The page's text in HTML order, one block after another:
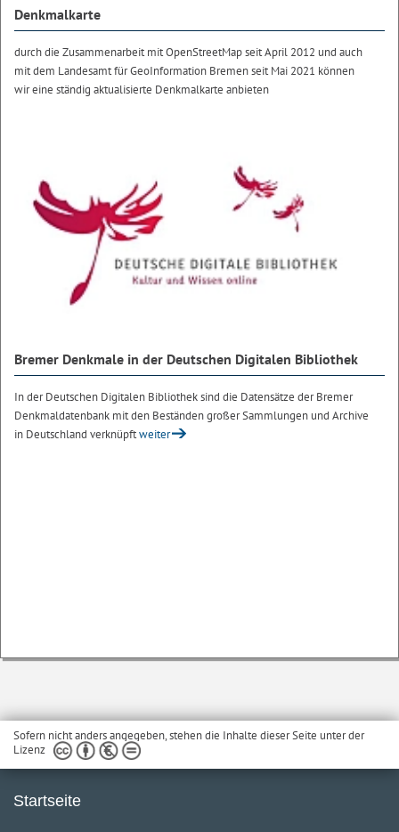
Denkmalkarte
durch die Zusammenarbeit mit OpenStreetMap seit April 2012 und auch
mit dem Landesamt für GeoInformation Bremen seit Mai 2021 können
wir eine ständig aktualisierte Denkmalkarte anbieten
Bremer Denkmale in der Deutschen Digitalen Bibliothek
In der Deutschen Digitalen Bibliothek sind die Datensätze der Bremer
Denkmaldatenbank mit den Beständen großer Sammlungen und Archive
in Deutschland verknüpftweiter
Sofern nicht anders angegeben, stehen die Inhalte dieser Seite unter der
Lizenz
Startseite